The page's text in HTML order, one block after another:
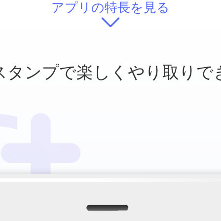
アプリの特長を見る
タンプで楽しくやり取りで